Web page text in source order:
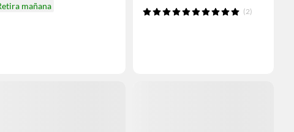
mañana
(2)